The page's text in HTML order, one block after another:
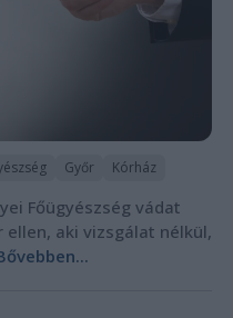
Győr Kórház
Főügyészség vádat
aki vizsgálat nélkül,